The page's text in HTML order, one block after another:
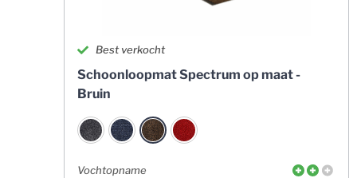
Best verkocht
Schoonloopmat Spectrum op maat -
Bruin
Vochtopname